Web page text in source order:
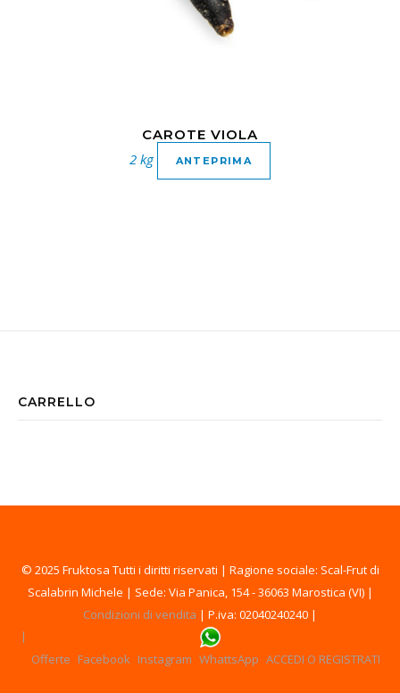
CAROTE VIOLA
2 kg ANTEPRIMA
CARRELLO
© 2025 Fruktosa Tutti i diritti riservati | Ragione sociale: Scal-Frut di
Scalabrin Michele | Sede: Via Panica, 154 - 36063 Marostica (VI) |
Condizioni di vendita | P.iva: 02040240240 |
Offerte Facebook Instagram WhattsApp ACCEDI O REGISTRATI